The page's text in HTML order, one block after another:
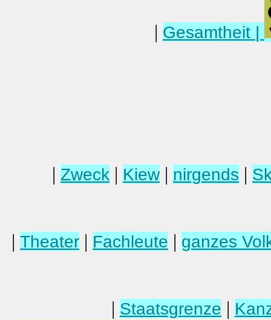
| Gesamtheit |
| Zweck | Kiew| nirgends |
| Theater | Fachleute | ganzes
| Staatsgrenze |